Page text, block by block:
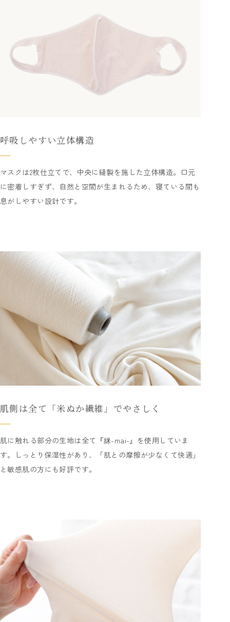
呼吸しやすい立体構造
マスクは2枚仕立てで、中央に縫製を施した立体構造。口元
に密着しすぎず、自然と空間が生まれるため、寝ている間も
息がしやすい設計です。
肌側は全て「米ぬか繊維」でやさしく
肌に触れる部分の生地は全て『䋛-mai-』を使用していま
す。しっとり保湿性があり、「肌との摩擦が少なくて快適」
と敏感肌の方にも好評です。